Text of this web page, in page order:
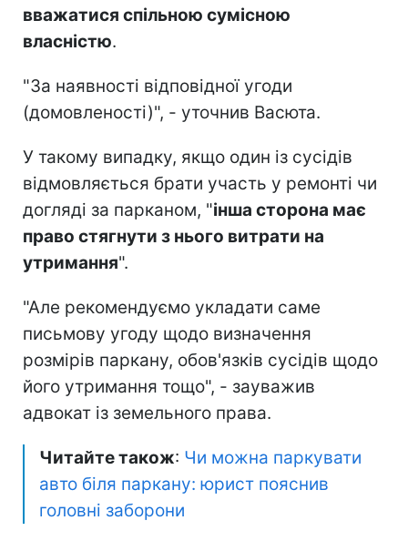
вважатися спільною сумісною
власністю.
"За наявності відповідної угоди
(домовленості)", - уточнив Васюта.
У такому випадку, якщо один із сусідів
відмовляється брати участь у ремонті чи
догляді за парканом, "інша сторона має
право стягнути з нього витрати на
утримання".
"Але рекомендуємо укладати саме
письмову угоду щодо визначення
розмірів паркану, обов'язків сусідів щодо
його утримання тощо", - зауважив
адвокат із земельного права.
Читайте також: Чи можна паркувати
авто біля паркану: юрист пояснив
головні заборони